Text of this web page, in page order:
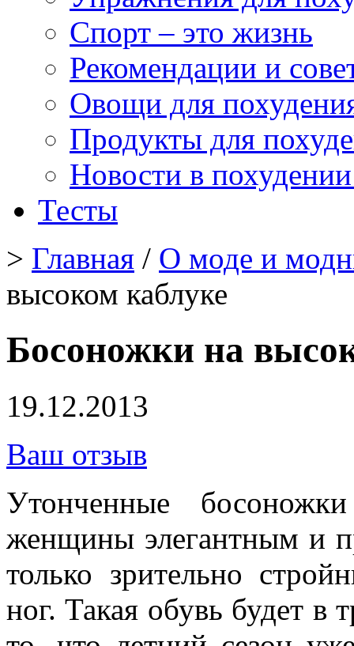
Спорт – это жизнь
Рекомендации и
Овощи для
Продукты для
Новости в
Тесты
> Главная / О моде и
высоком каблуке
Босоножки на
19.12.2013
Ваш отзыв
Утонченные
женщины элегантным и
только зрительно
ног. Такая обувь будет в